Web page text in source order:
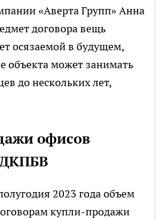
«Аверта Групп» Анна
договора вещь
осязаемой в будущем,
объекта может занимать
до нескольких лет,
офисов
ДКПБВ
2023 года объем
купли-продажи